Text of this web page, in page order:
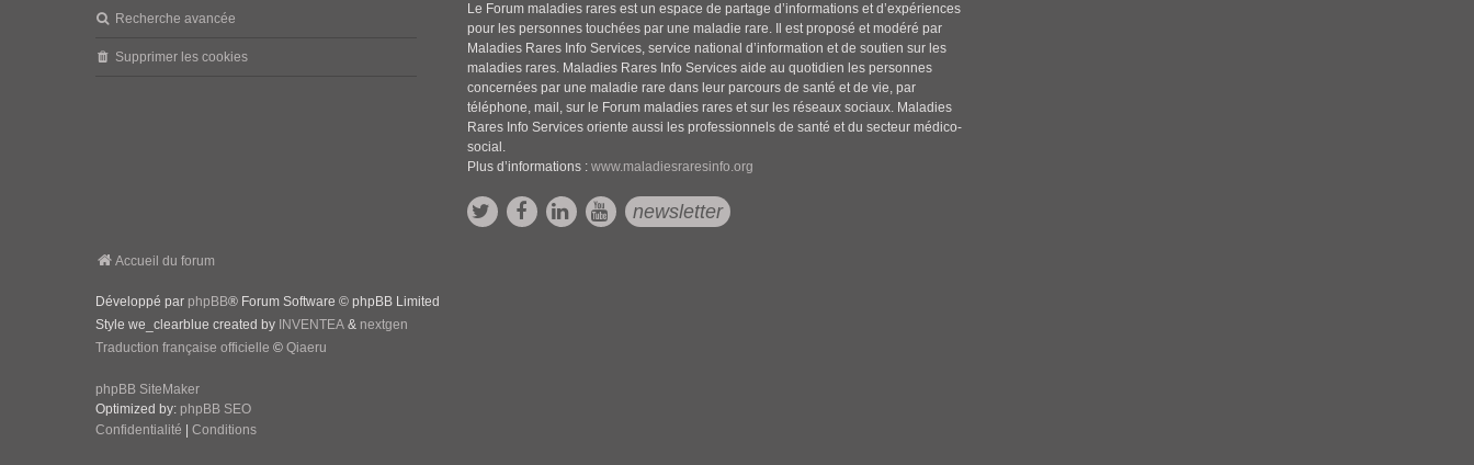
Recherche avancée
Supprimer les cookies
Le Forum maladies rares est un espace de partage d’informations et d’expériences
pour les personnes touchées par une maladie rare. Il est proposé et modéré par
Maladies Rares Info Services, service national d’information et de soutien sur les
maladies rares. Maladies Rares Info Services aide au quotidien les personnes
concernées par une maladie rare dans leur parcours de santé et de vie, par
téléphone, mail, sur le Forum maladies rares et sur les réseaux sociaux. Maladies
Rares Info Services oriente aussi les professionnels de santé et du secteur médico-
social.
Plus d’informations :www.maladiesraresinfo.org
newsletter
Accueil du forum
Développé par phpBB® Forum Software © phpBB Limited
Style we_clearblue created by INVENTEA & nextgen
Traduction française officielle © Qiaeru
phpBB SiteMaker
Optimized by: phpBB SEO
Confidentialité
Conditions